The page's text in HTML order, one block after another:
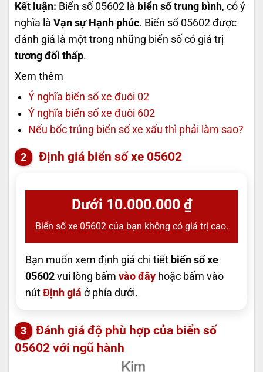
Kết luận: Biển số 05602 là biển số trung bình, có ý
nghĩa là Vạn sự Hạnh phúc. Biển số 05602 được
đánh giá là một trong những biển số có giá trị
tương đối thấp.
Xem thêm
Ý nghĩa biển số xe đuôi 02
Ý nghĩa biển số xe đuôi 602
Nếu bốc trúng biển số xe xấu thì phải làm sao?
Định giá biển số xe 05602
Dưới 10.000.000 ₫
Biển số xe 05602 của bạn không có giá trị cao.
Bạn muốn xem định giá chi tiết biển số xe
05602 vui lòng bấm vào đây hoặc bấm vào
nút Định giá ở phía dưới.
Đánh giá độ phù hợp của biển số
05602 với ngũ hành